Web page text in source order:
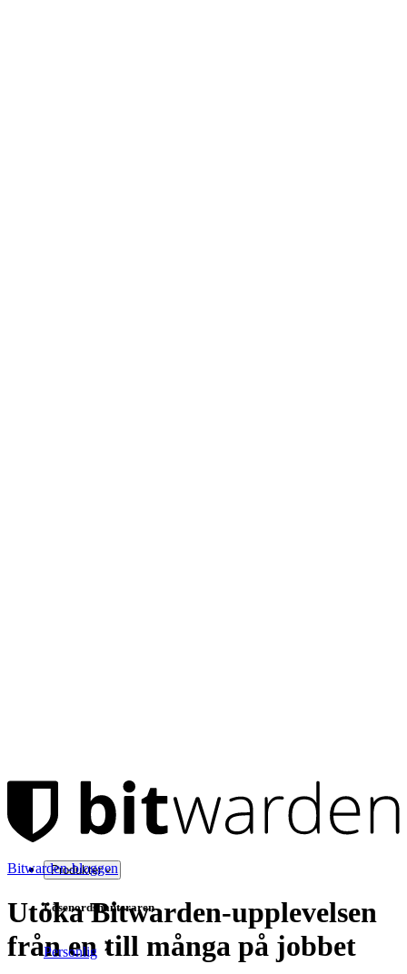
Produkter
Lösenordshanteraren
Personlig
Bitwarden-bloggen
Utöka Bitwarden-upplevelsen
från en till många på jobbet